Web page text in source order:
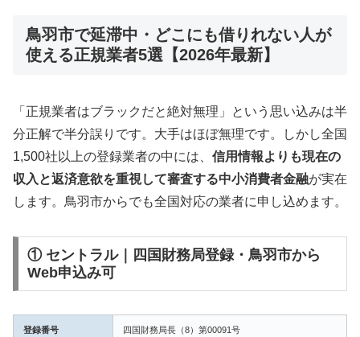
鳥羽市で延滞中・どこにも借りれない人が
使える正規業者5選【2026年最新】
「正規業者はブラックだと絶対無理」という思い込みは半
分正解で半分誤りです。大手はほぼ無理です。しかし全国
1,500社以上の登録業者の中には、 信用情報よりも現在の
収入と返済意欲を重視して審査する中小消費者金融が実在
します。鳥羽市からでも全国対応の業者に申し込めます。
① セントラル｜四国財務局登録・鳥羽市から
Web申込み可
登録番号 四国財務局長（8）第00091号